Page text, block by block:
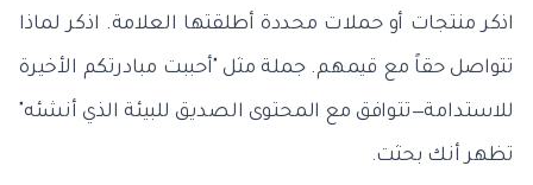
اذكر منتجات أو حملات محددة أطلقتها العلامة. اذكر لماذا
تتواصل حقاً مع قيمهم. جملة مثل "أحببت مبادرتكم الأخيرة
للاستدامة—تتوافق مع المحتوى الصديق للبيئة الذي أنشئه"
تظهر أنك بحثت.